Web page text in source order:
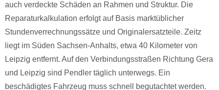
auch verdeckte Schäden an Rahmen und Struktur. Die
Reparaturkalkulation erfolgt auf Basis marktüblicher
Stundenverrechnungssätze und Originalersatzteile. Zeitz
liegt im Süden Sachsen-Anhalts, etwa 40 Kilometer von
Leipzig entfernt. Auf den Verbindungsstraßen Richtung Gera
und Leipzig sind Pendler täglich unterwegs. Ein
beschädigtes Fahrzeug muss schnell begutachtet werden.